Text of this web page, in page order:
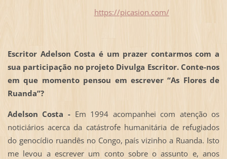
https://picasion.com/
Escritor Adelson Costa é um prazer contarmos com a
sua participação no projeto Divulga Escritor. Conte-nos
em que momento pensou em escrever “As Flores de
Ruanda”?
Adelson Costa - Em 1994 acompanhei com atenção os
noticiários acerca da catástrofe humanitária de refugiados
do genocídio ruandês no Congo, país vizinho a Ruanda. Isto
me levou a escrever um conto sobre o assunto e, anos